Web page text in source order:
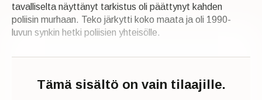
tavalliselta näyttänyt tarkistus oli päättynyt kahden
poliisin murhaan. Teko järkytti koko maata ja oli 1990-
luvun synkin hetki poliisien yhteisölle.
Tämä sisältö on vain tilaajille.